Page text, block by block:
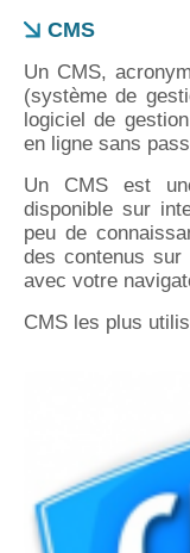
CMS
Un CMS,
(système de
logiciel de
en ligne sans
Un CMS est
disponible sur
peu de
des contenus
avec votre
CMS les plus